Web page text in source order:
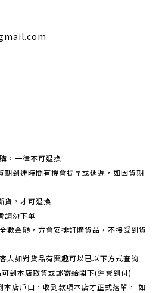
，一律不可退換
期到達時間有機會提早或延遲，如因貨期
貨，才可退換
請勿下單
數金額，方會安排訂購貨品，不接受到貨
人如對貨品有興趣可以已以下方式查詢
到本店取貨或郵寄給閣下(運費到付)
本店戶口，收到款項本店才正式落單， 如